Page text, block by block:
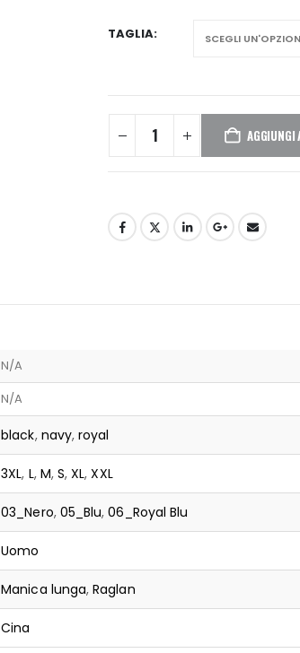
TAGLIA
AGGIUNGI
N/A
N/A
black, navy,royal
3XL, L, M, S,XL,XXL
03_Nero, 05_Blu,06_Royal Blu
Uomo
Manica lunga,Raglan
Cina